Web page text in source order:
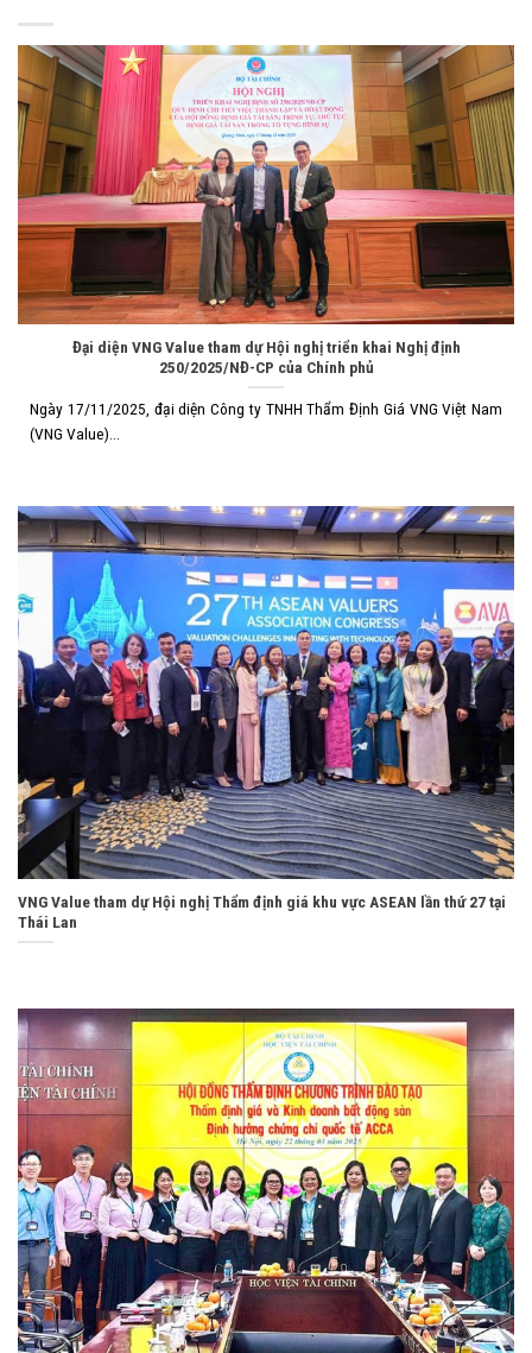
Đại diện VNG Value tham dự Hội nghị triển khai Nghị định
250/2025/NĐ-CP của Chính phủ
Ngày 17/11/2025, đại diện Công ty TNHH Thẩm Định Giá VNG Việt Nam
(VNG Value)...
VNG Value tham dự Hội nghị Thẩm định giá khu vực ASEAN lần thứ 27 tại
Thái Lan